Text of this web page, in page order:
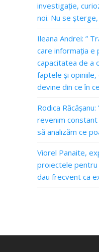
investigație,
noi. Nu se șterge,
Ileana Andrei: ”
care informația e
capacitatea de a
faptele și
devine din ce în
Rodica
revenim
să analizăm ce
Viorel Panaite,
proiectele pentru
dau frecvent ca